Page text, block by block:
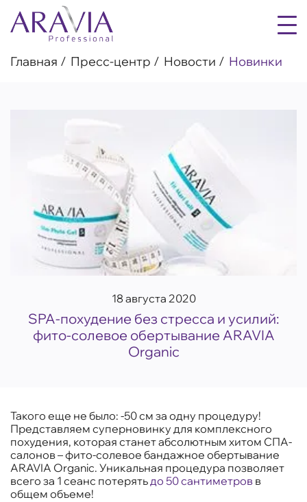
Главная Пресс-центр Новости Новинки
18 августа 2020
SPA-похудение без стресса и усилий:
фито-солевое обертывание ARAVIA
Organic
Такого еще не было: -50 см за одну процедуру!
Представляем суперновинку для комплексного
похудения, которая станет абсолютным хитом СПА-
салонов – фито-солевое бандажное обертывание
ARAVIA Organic. Уникальная процедура позволяет
всего за 1 сеанс потерятьдо 50 сантиметров в
общем объеме!